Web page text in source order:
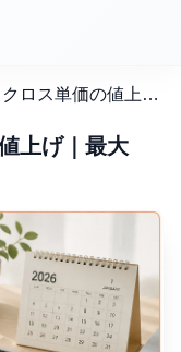
【2026年最新】クロス単価の値上げ｜最大30%・対策まとめ
上げ｜最大